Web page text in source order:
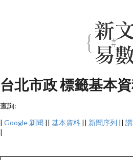
台北市政 標籤基本
查詢:
| Google 新聞 || 基本資料 || 新聞序列 ||
|